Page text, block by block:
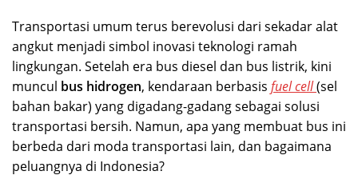
Transportasi umum terus berevolusi dari sekadar alat
angkut menjadi simbol inovasi teknologi ramah
lingkungan. Setelah era bus diesel dan bus listrik, kini
muncul bus hidrogen, kendaraan berbasis fuel cell(sel
bahan bakar) yang digadang-gadang sebagai solusi
transportasi bersih. Namun, apa yang membuat bus ini
berbeda dari moda transportasi lain, dan bagaimana
peluangnya di Indonesia?